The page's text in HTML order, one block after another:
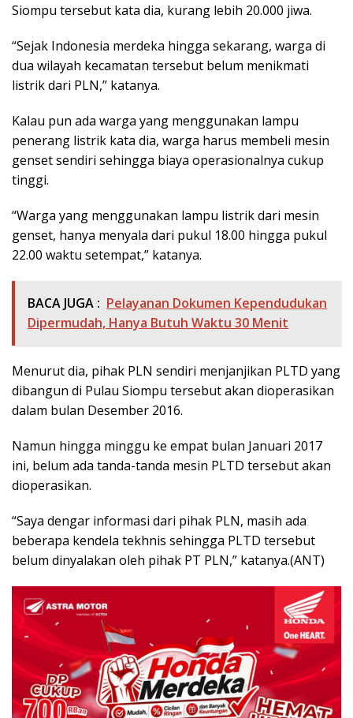
Siompu tersebut kata dia, kurang lebih 20.000 jiwa.
“Sejak Indonesia merdeka hingga sekarang, warga di
dua wilayah kecamatan tersebut belum menikmati
listrik dari PLN,” katanya.
Kalau pun ada warga yang menggunakan lampu
penerang listrik kata dia, warga harus membeli mesin
genset sendiri sehingga biaya operasionalnya cukup
tinggi.
“Warga yang menggunakan lampu listrik dari mesin
genset, hanya menyala dari pukul 18.00 hingga pukul
22.00 waktu setempat,” katanya.
BACA JUGA : Pelayanan Dokumen Kependudukan
Dipermudah, Hanya Butuh Waktu 30 Menit
Menurut dia, pihak PLN sendiri menjanjikan PLTD yang
dibangun di Pulau Siompu tersebut akan dioperasikan
dalam bulan Desember 2016.
Namun hingga minggu ke empat bulan Januari 2017
ini, belum ada tanda-tanda mesin PLTD tersebut akan
dioperasikan.
“Saya dengar informasi dari pihak PLN, masih ada
beberapa kendela tekhnis sehingga PLTD tersebut
belum dinyalakan oleh pihak PT PLN,” katanya.(ANT)